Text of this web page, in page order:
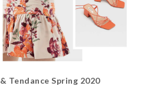
& Tendance Spring 2020